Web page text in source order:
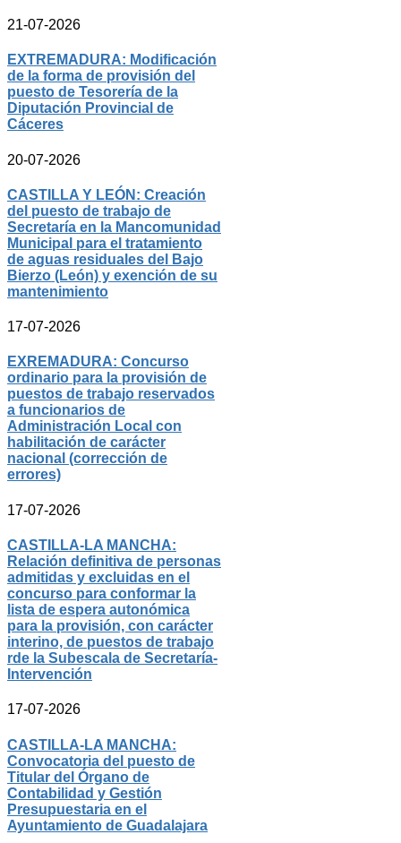
21-07-2026
EXTREMADURA: Modificación
de la forma de provisión del
puesto de Tesorería de la
Diputación Provincial de
Cáceres
20-07-2026
CASTILLA Y LEÓN: Creación
del puesto de trabajo de
Secretaría en la Mancomunidad
Municipal para el tratamiento
de aguas residuales del Bajo
Bierzo (León) y exención de su
mantenimiento
17-07-2026
EXREMADURA: Concurso
ordinario para la provisión de
puestos de trabajo reservados
a funcionarios de
Administración Local con
habilitación de carácter
nacional (corrección de
errores)
17-07-2026
CASTILLA-LA MANCHA:
Relación definitiva de personas
admitidas y excluidas en el
concurso para conformar la
lista de espera autonómica
para la provisión, con carácter
interino, de puestos de trabajo
rde la Subescala de Secretaría-
Intervención
17-07-2026
CASTILLA-LA MANCHA:
Convocatoria del puesto de
Titular del Órgano de
Contabilidad y Gestión
Presupuestaria en el
Ayuntamiento de Guadalajara